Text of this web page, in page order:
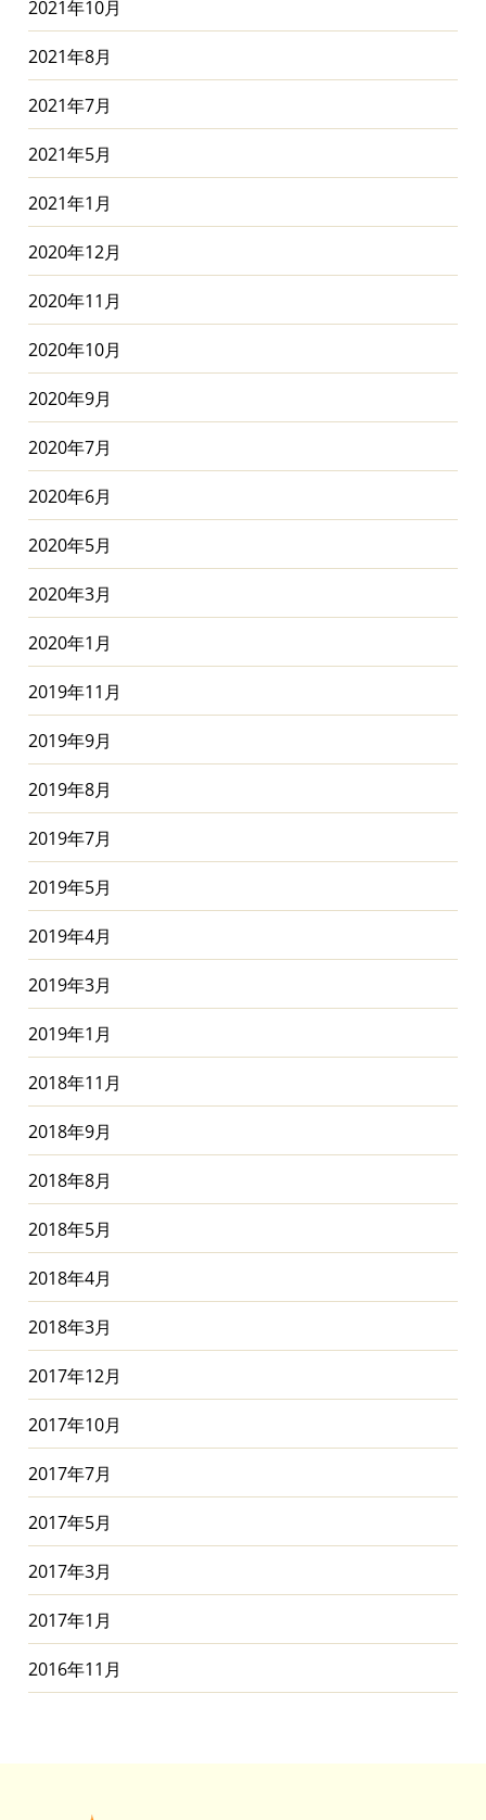
2021年10月
2021年8月
2021年7月
2021年5月
2021年1月
2020年12月
2020年11月
2020年10月
2020年9月
2020年7月
2020年6月
2020年5月
2020年3月
2020年1月
2019年11月
2019年9月
2019年8月
2019年7月
2019年5月
2019年4月
2019年3月
2019年1月
2018年11月
2018年9月
2018年8月
2018年5月
2018年4月
2018年3月
2017年12月
2017年10月
2017年7月
2017年5月
2017年3月
2017年1月
2016年11月